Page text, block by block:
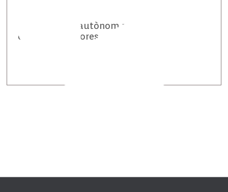
Un catamarà autònom per detectar
espècies invasores